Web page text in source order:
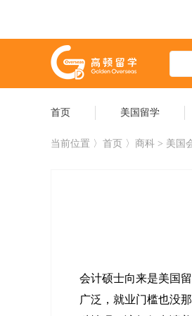
首页 美国留学
当前位置 〉 首页 〉商科 > 美国
会计硕士向来是美国
广泛，就业门槛也没